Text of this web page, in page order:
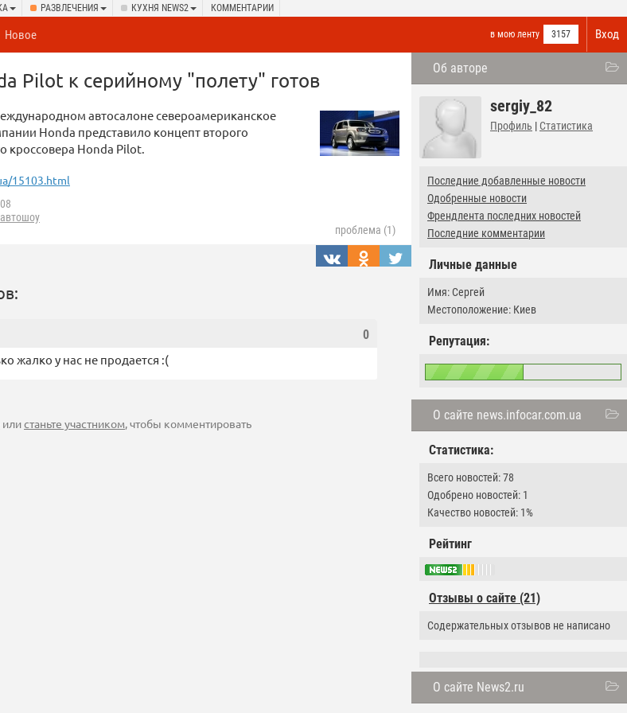
РАЗВЛЕЧЕНИЯ КУХНЯ NEWS2 КОММЕНТАРИИ
Вход
в мою ленту 3157
Новое
Об авторе
sergiy_82
Профиль | Статистика
Последние добавленные новости
Одобренные новости
Френдлента последних новостей
Последние комментарии
Личные данные
Имя: Сергей
Местоположение: Киев
Репутация:
О сайте news.infocar.com.ua
Статистика:
Всего новостей: 78
Одобрено новостей: 1
Качество новостей: 1%
Рейтинг
Отзывы о сайте (21)
Содержательных отзывов не написано
О сайте News2.ru
Pilot к серийному "полету" готов
автосалоне североамериканское
Honda представило концепт второго
кроссовера Honda Pilot.
15103.html
автошоу
проблема (1)
0
жалко у нас не продается :(
илистаньте участником, чтобы комментировать